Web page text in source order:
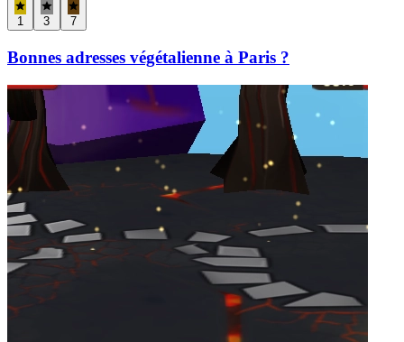
1 3 7
Bonnes adresses végétalienne à Paris ?